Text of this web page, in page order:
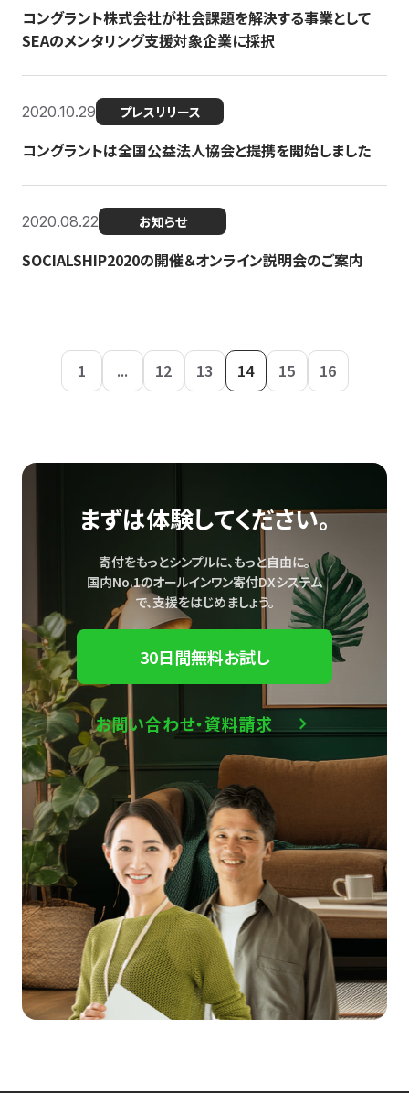
コングラント株式会社が社会課題を解決する事業として
SEAのメンタリング支援対象企業に採択
2020.10.29 プレスリリース
コングラントは全国公益法人協会と提携を開始しました
2020.08.22 お知らせ
SOCIALSHIP2020の開催＆オンライン説明会のご案内
1 ... 12 13 14 15 16
まずは体験してください。
寄付をもっとシンプルに、もっと自由に。
国内No.1のオールインワン寄付DXシステム
で、支援をはじめましょう。
30日間無料お試し
お問い合わせ・資料請求